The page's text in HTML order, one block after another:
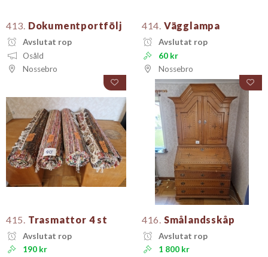
413. Dokumentportfölj
Avslutat rop
Osåld
Nossebro
414. Vägglampa
Avslutat rop
60 kr
Nossebro
415. Trasmattor 4 st
Avslutat rop
190 kr
416. Smålandsskåp
Avslutat rop
1 800 kr